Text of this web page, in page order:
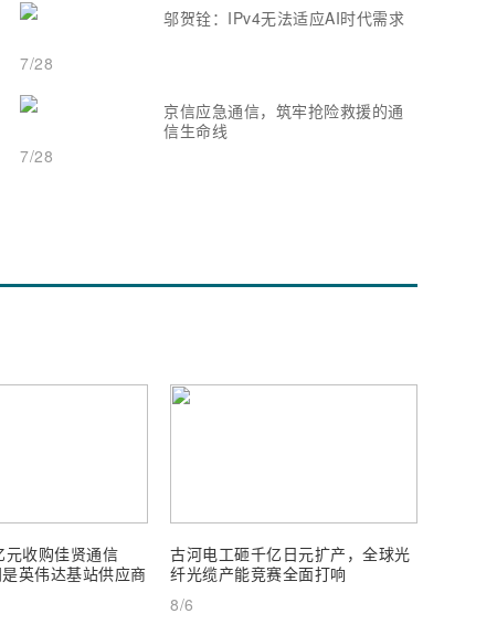
邬贺铨：IPv4无法适应AI时代需求
7/28
京信应急通信，筑牢抢险救援的通
信生命线
7/28
收购佳贤通信
英伟达基站供应商
古河电工砸千亿日元扩产，全球光
纤光缆产能竞赛全面打响
8/6